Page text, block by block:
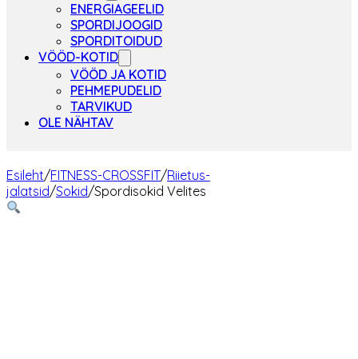
ENERGIAGEELID
SPORDIJOOGID
SPORDITOIDUD
VÖÖD-KOTID
VÖÖD JA KOTID
PEHMEPUDELID
TARVIKUD
OLE NÄHTAV
Esileht/FITNESS-CROSSFIT/Riietus-
jalatsid/Sokid/Spordisokid Velites